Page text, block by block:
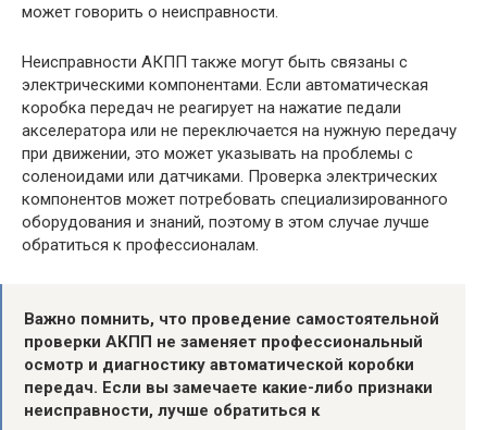
может говорить о неисправности.
Неисправности АКПП также могут быть связаны с
электрическими компонентами. Если автоматическая
коробка передач не реагирует на нажатие педали
акселератора или не переключается на нужную передачу
при движении, это может указывать на проблемы с
соленоидами или датчиками. Проверка электрических
компонентов может потребовать специализированного
оборудования и знаний, поэтому в этом случае лучше
обратиться к профессионалам.
Важно помнить, что проведение самостоятельной
проверки АКПП не заменяет профессиональный
осмотр и диагностику автоматической коробки
передач. Если вы замечаете какие-либо признаки
неисправности, лучше обратиться к